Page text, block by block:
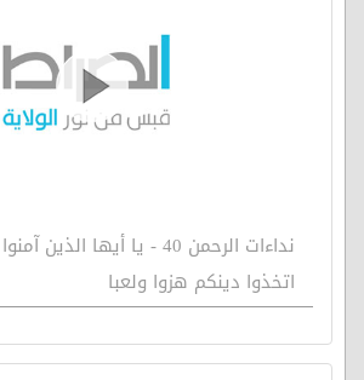
نداءات الرحمن 40 - يا أيها
اتخذوا دينكم هزوا ولعبا